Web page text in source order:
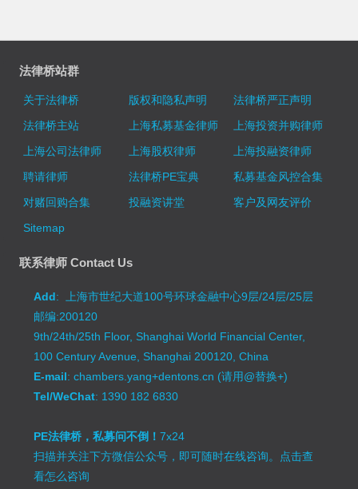
法律桥站群
关于法律桥 版权和隐私声明
法律桥严正声明
法律桥主站
上海私募基金律师
上海投资并购律师
上海公司法律师
上海股权律师
上海投融资律师
聘请律师
法律桥PE宝典
私募基金风控合集
对赌回购合集
投融资讲堂
客户及网友评价
Sitemap
联系律师 Contact Us
Add: 上海市世纪大道100号环球金融中心9层/24层/25层
邮编:200120
9th/24th/25th Floor, Shanghai World Financial Center,
100 Century Avenue, Shanghai 200120, China
E-mail: chambers.yang+dentons.cn (请用@替换+)
Tel/WeChat: 1390 182 6830
PE法律桥，私募问不倒！7x24
扫描并关注下方微信公众号，即可随时在线咨询。 点击查
看怎么咨询